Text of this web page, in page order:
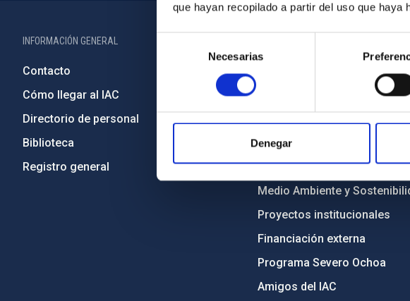
que hayan recopilado a partir del uso que haya
consentimiento
Necesarias
Denegar
INFORMACIÓN GENERAL
Contacto
Cómo llegar al IAC
Directorio de personal
Biblioteca
Registro general
Igualdad y diversidad de
Forever IAC
Medio Ambiente y
Proyectos institucionales
Financiación externa
Programa Severo Ochoa
Amigos del IAC